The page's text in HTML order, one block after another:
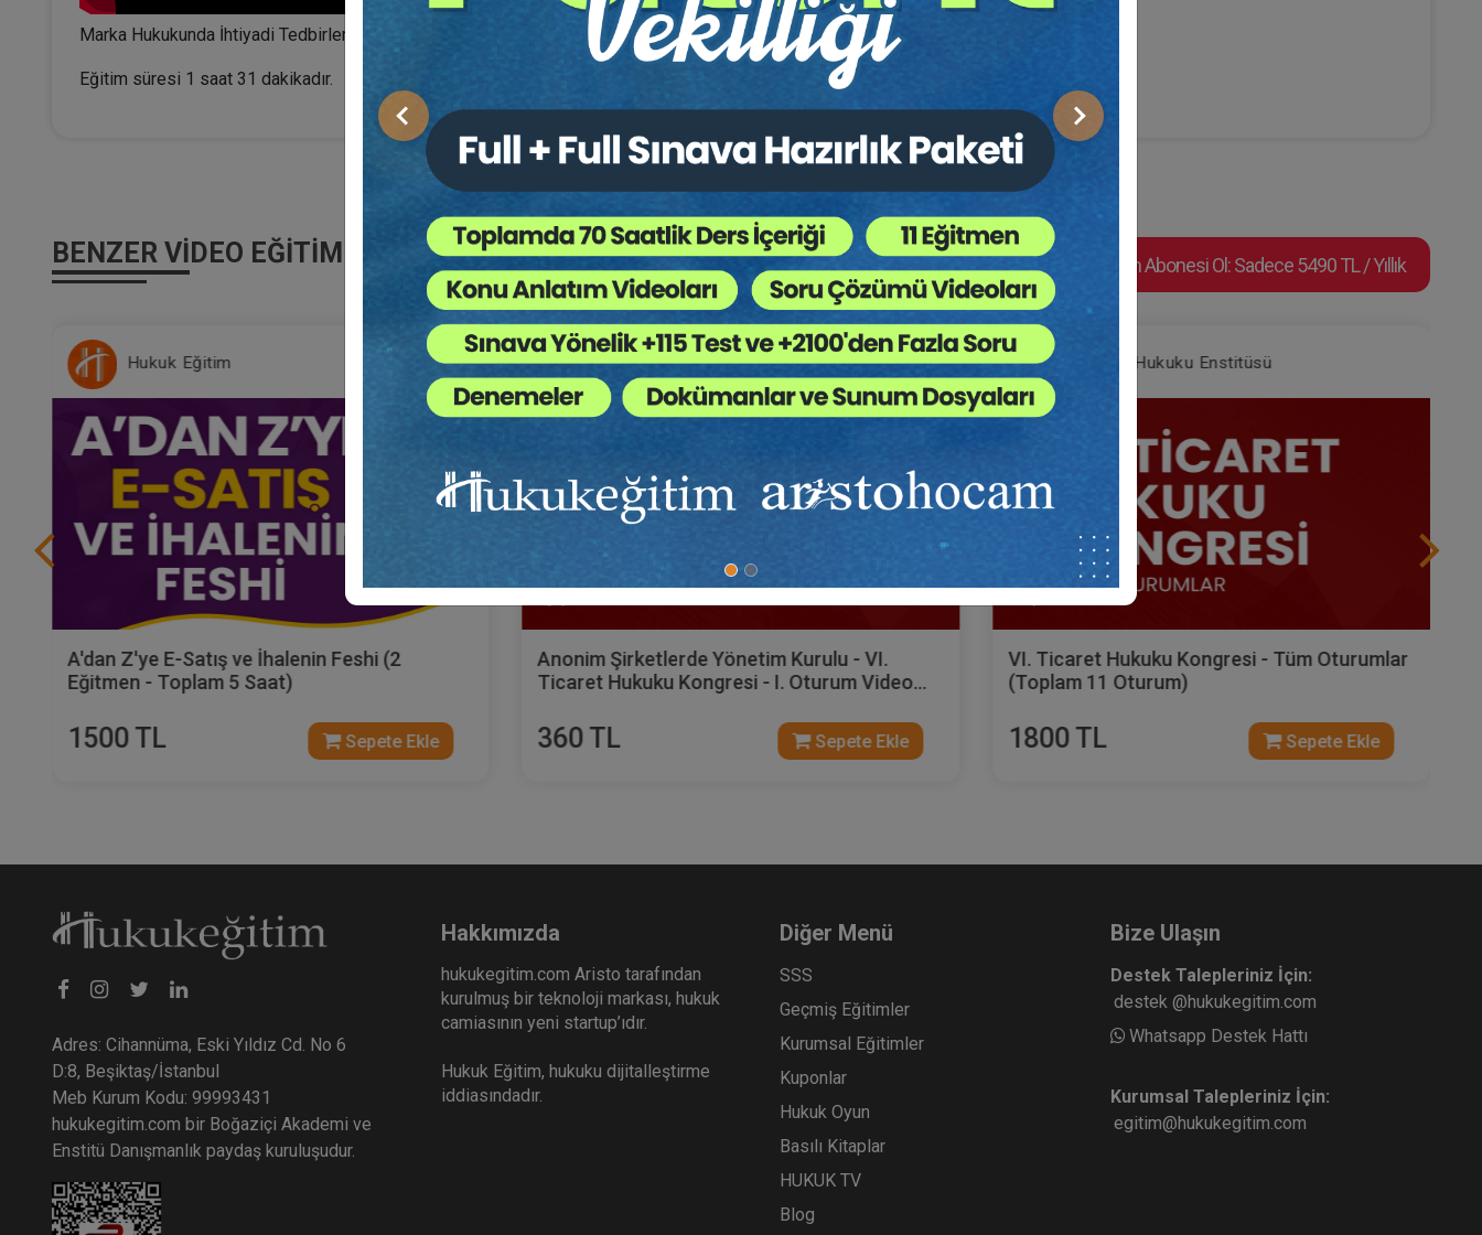
Önceki Sonraki
Marka Hukukunda İhtiyadi Tedbirler online konferansının video kaydıdır.
Eğitim süresi 1 saat 31 dakikadır.
BENZER VIDEO EĞITIMLER Video Eğitim Abonesi Ol: Sadece 5490 TL / Yıllık
Tüketici Hukuku Enstitüsü
Anonim Şirketlerde Yönetim Kurulu - VI.
Ticaret Hukuku Kongresi - I. Oturum Video
360 TL Sepete Ekle
Tüketici Hukuku Enstitüsü
VI. Ticaret Hukuku Kongresi - Tüm Oturumlar
(Toplam 11 Oturum)
1800 TL Sepete Ekle
Tüketici Hukuku Enstitüsü
Şirketlerde Sona Erme ve Tasfiye - VI. Ticaret
Hukuku Kongresi - IV. Oturum Video Kaydı
360 TL Sepete Ekle
Adres: Cihannüma, Eski Yıldız Cd. No 6
D:8, Beşiktaş/İstanbul
Meb Kurum Kodu: 99993431
hukukegitim.com bir Boğaziçi Akademi ve
Enstitü Danışmanlık paydaş kuruluşudur.
Hakkımızda
hukukegitim.com Aristo tarafından
kurulmuş bir teknoloji markası, hukuk
camiasının yeni startup’ıdır.
Hukuk Eğitim, hukuku dijitalleştirme
iddiasındadır.
Diğer Menü
SSS
Geçmiş Eğitimler
Kurumsal Eğitimler
Kuponlar
Hukuk Oyun
Basılı Kitaplar
HUKUK TV
Blog
Bize Ulaşın
Destek Talepleriniz İçin:
destek @hukukegitim.com
Whatsapp Destek Hattı
Kurumsal Talepleriniz İçin:
egitim@hukukegitim.com